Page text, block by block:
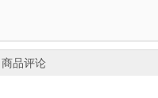
商品评论